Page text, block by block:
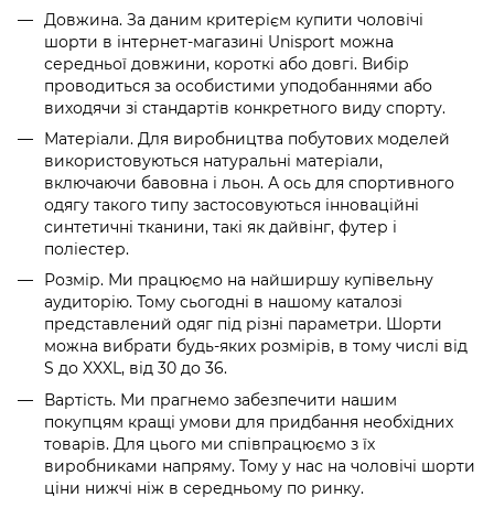
Довжина. За даним критерієм купити чоловічі
шорти в інтернет-магазині Unisport можна
середньої довжини, короткі або довгі. Вибір
проводиться за особистими уподобаннями або
виходячи зі стандартів конкретного виду спорту.
Матеріали. Для виробництва побутових моделей
використовуються натуральні матеріали,
включаючи бавовна і льон. А ось для спортивного
одягу такого типу застосовуються інноваційні
синтетичні тканини, такі як дайвінг, футер і
поліестер.
Розмір. Ми працюємо на найширшу купівельну
аудиторію. Тому сьогодні в нашому каталозі
представлений одяг під різні параметри. Шорти
можна вибрати будь-яких розмірів, в тому числі від
S до XXXL, від 30 до 36.
Вартість. Ми прагнемо забезпечити нашим
покупцям кращі умови для придбання необхідних
товарів. Для цього ми співпрацюємо з їх
виробниками напряму. Тому у нас на чоловічі шорти
ціни нижчі ніж в середньому по ринку.